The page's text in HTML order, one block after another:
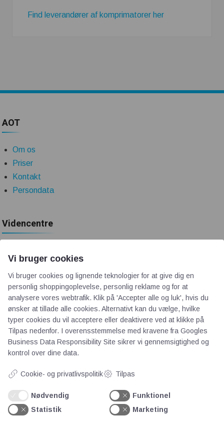
Find leverandører af komprimatorer her
AOT
Om os
Priser
Kontakt
Persondata
Videncentre
Bitva
Videncentre
Litteratur
Forkortelser
Ståbi
Værd at besøge
Alltomteknikindustrin
Altombyen
Altomhjemmet
Vi bruger cookies
Vi bruger cookies og lignende teknologier for at give dig en
personlig shoppingoplevelse, personlig reklame og for at
analysere vores webtrafik. Klik på 'Accepter alle og luk', hvis du
ønsker at tillade alle cookies. Alternativt kan du vælge, hvilke
typer cookies du vil acceptere eller deaktivere ved at klikke på
Tilpas nedenfor. I overensstemmelse med kravene fra Googles
Business Data Responsibility Site sikrer vi gennemsigtighed og
kontrol over dine data.
Cookie- og privatlivspolitik Tilpas
Nødvendig
Funktionel
Statistik
Marketing